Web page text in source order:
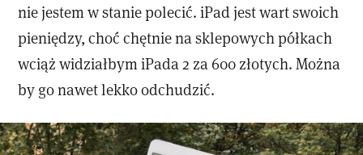
nie jestem w stanie polecić. iPad jest wart swoich
pieniędzy, choć chętnie na sklepowych półkach
wciąż widziałbym iPada 2 za 600 złotych. Można
by go nawet lekko odchudzić.